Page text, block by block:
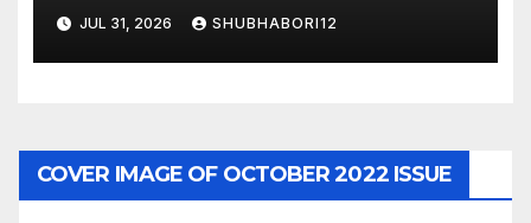
JUL 31, 2026 SHUBHABORI12
COVER IMAGE OF OCTOBER 2022 ISSUE